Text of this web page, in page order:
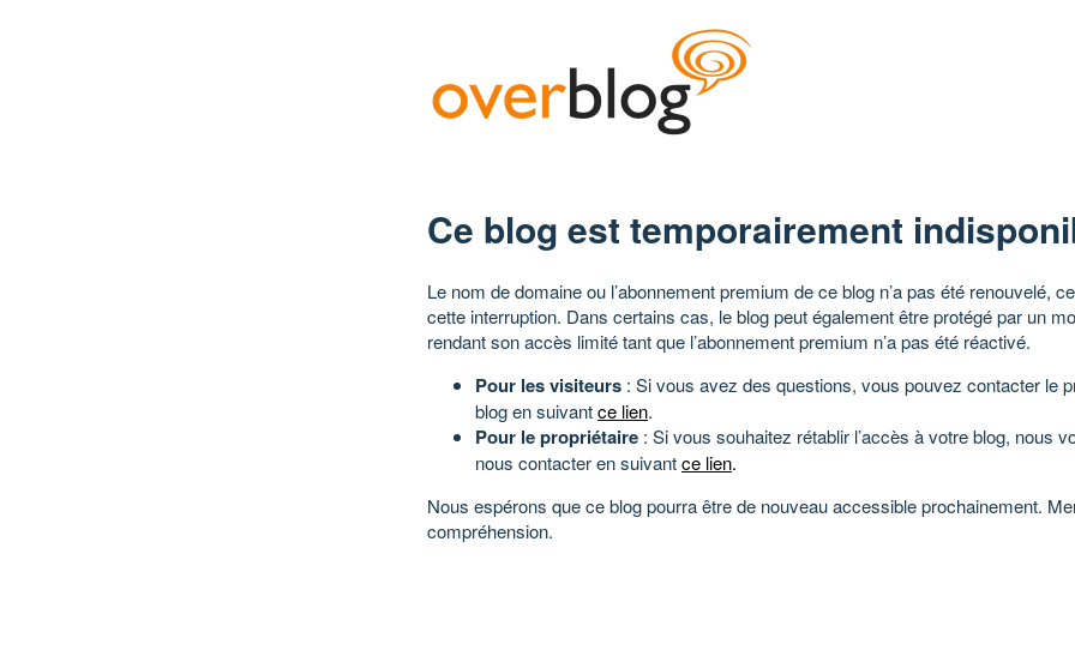
Ce blog est temporairement
Le nom de domaine ou l’abonnement premium de ce blog n’a pas été renouvelé,
cette interruption. Dans certains cas, le blog peut également être protégé par un
rendant son accès limité tant que l’abonnement premium n’a pas été réactivé.
Pour les visiteurs : Si vous avez des questions, vous pouvez contacter le
blog en suivantce lien.
Pour le propriétaire : Si vous souhaitez rétablir l’accès à votre blog, nous
nous contacter en suivantce lien.
Nous espérons que ce blog pourra être de nouveau accessible prochainement.
compréhension.